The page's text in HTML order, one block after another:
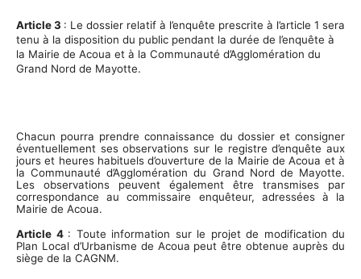
Article 3 : Le dossier relatif à l’enquête prescrite à l’article 1 sera
tenu à la disposition du public pendant la durée de l’enquête à
la Mairie de Acoua et à la Communauté d’Agglomération du
Grand Nord de Mayotte.
Chacun pourra prendre connaissance du dossier et consigner
éventuellement ses observations sur le registre d’enquête aux
jours et heures habituels d’ouverture de la Mairie de Acoua et à
la Communauté d’Agglomération du Grand Nord de Mayotte.
Les observations peuvent également être transmises par
correspondance au commissaire enquêteur, adressées à la
Mairie de Acoua.
Article 4 : Toute information sur le projet de modification du
Plan Local d’Urbanisme de Acoua peut être obtenue auprès du
siège de la CAGNM.